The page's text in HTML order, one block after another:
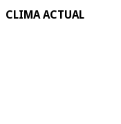
CLIMA ACTUAL